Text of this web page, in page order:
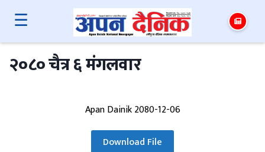
☰
२०८० चैत्र ६ मंगलवार
Apan Dainik 2080-12-06
Download File